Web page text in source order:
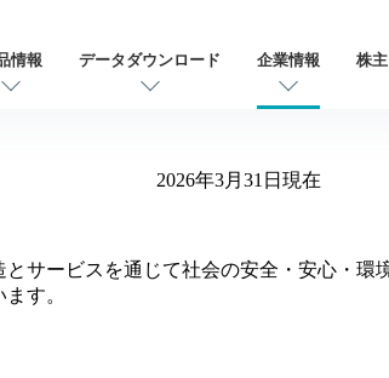
情報 データダウンロード 企業情報 株
2026年3月31日現在
サービスを通じて社会の安全・安心・
す。